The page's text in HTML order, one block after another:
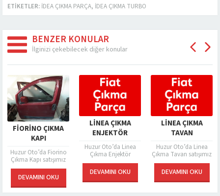
ETIKETLER: İDEA ÇIKMA PARÇA, İDEA ÇIKMA TURBO
BENZER KONULAR
İlginizi çekebilecek diğer konular
FAN
Fan
bizler için
bir tanesi
FIORINO ÇIKMA
Huzur Oto’da Fiorino
Çıkma Kapı satışımız
bulunmaktadır.
Araçların birçok
parçası zaman içinde
hasar görmektedir. İç
DEVAMINI OKU
LINEA ÇIKMA
ENJEKTÖR
Huzur Oto’da Linea
Çıkma Enjektör
satışımız
bulunmaktadır.
Temizlik katkı
maddeleri, düşük
kilometrelerden
DEVAMINI OKU
LINEA
Huzur
Çıkma Tavan
ne kadar
olunsa da
kazalar
Küçük